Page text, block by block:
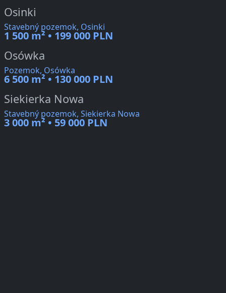
Osinki
Stavebný pozemok, Osinki
1 500 m² • 199 000 PLN
Osówka
Pozemok, Osówka
6 500 m² • 130 000 PLN
Siekierka Nowa
Stavebný pozemok, Siekierka Nowa
3 000 m² • 59 000 PLN